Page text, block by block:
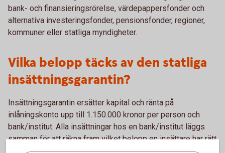
bank- och finansieringsrörelse, värdepappersfonder och
alternativa investeringsfonder, pensionsfonder, regioner,
kommuner eller statliga myndigheter.
Vilka belopp täcks av den statliga
insättningsgarantin?
Insättningsgarantin ersätter kapital och ränta på
inlåningskonto upp till 1.150.000 kronor per person och
bank/institut. Alla insättningar hos en bank/institut läggs
samman för att räkna fram vilket belopp en insättare har rätt
till i relation till den banken/institutet. Om en insättare hos